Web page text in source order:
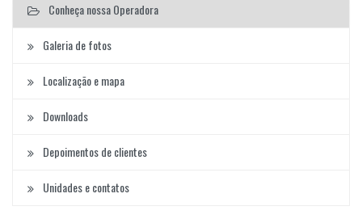
Conheça nossa Operadora
Galeria de fotos
Localização e mapa
Downloads
Depoimentos de clientes
Unidades e contatos